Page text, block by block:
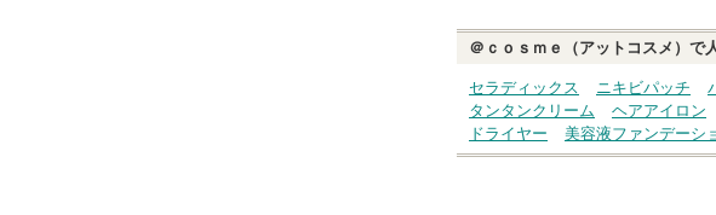
＠ｃｏｓｍｅ（アットコスメ）で
セラディックス ニキビパッチ
タンタンクリーム
ヘアアイロン
ドライヤー
美容液ファンデーシ